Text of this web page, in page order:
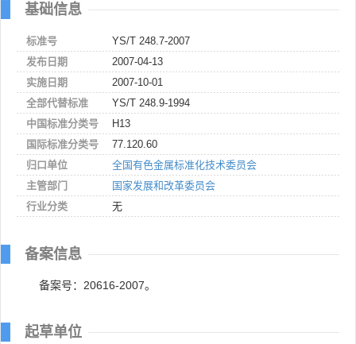
基础信息
标准号
YS/T 248.7-2007
发布日期
2007-04-13
实施日期
2007-10-01
全部代替标准
YS/T 248.9-1994
中国标准分类号
H13
国际标准分类号
77.120.60
归口单位
全国有色金属标准化技术委员会
主管部门
国家发展和改革委员会
行业分类
无
备案信息
备案号：20616-2007。
起草单位